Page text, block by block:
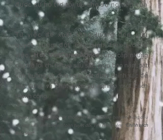
được sự hỗ trợ tối ưu cho sự nghiệp của
bạn.
Từ việc đề xuất tăng lương đến giải
quyết xung đột nảy sinh trong công
việc, HỏiVietCareerAdvicecung cấp những
câu trả lời chi tiết và sâu sắc, giúp bạn nắm bắt
tình huống và đưa ra quyết định chính xác để
xây dựng và phát triển sự nghiệp một cách
thành công.
Chúng tôi đặt sự bảo mật thông tin cá nhân của bạn lên hàng đầu
và cam kết đảm bảo an toàn tuyệt đối. Tìm hiểu thêm: " Chính sách
Bảo Mật"